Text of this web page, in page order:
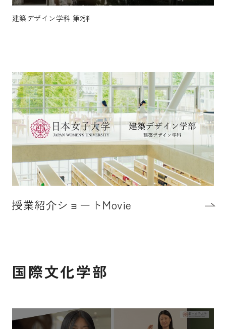
建築デザイン学科 第2弾
授業紹介ショートMovie
国際文化学部